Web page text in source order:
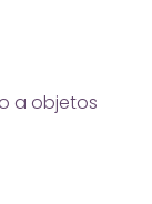
a objetos